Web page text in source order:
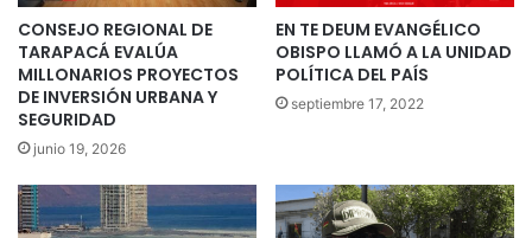
CONSEJO REGIONAL DE
TARAPACÁ EVALÚA
MILLONARIOS PROYECTOS
DE INVERSIÓN URBANA Y
SEGURIDAD
junio 19, 2026
EN TE DEUM EVANGÉLICO
OBISPO LLAMÓ A LA UNIDAD
POLÍTICA DEL PAÍS
septiembre 17, 2022